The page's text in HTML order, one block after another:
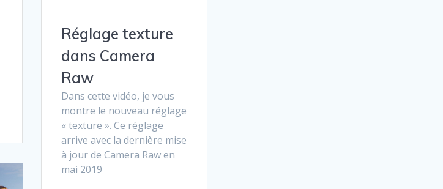
Réglage texture
dans Camera
Raw
Dans cette vidéo, je vous
montre le nouveau réglage
« texture ». Ce réglage
arrive avec la dernière mise
à jour de Camera Raw en
mai 2019